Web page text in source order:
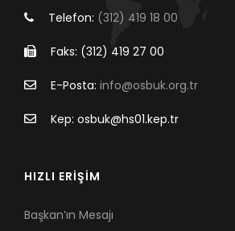
Telefon: (312) 419 18 00
Faks: (312) 419 27 00
E-Posta: info@osbuk.org.tr
Kep: osbuk@hs01.kep.tr
HIZLI ERİŞİM
Başkan’ın Mesajı